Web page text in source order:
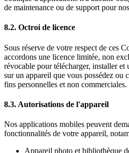
de maintenance ou de support pour
8.2. Octroi de licence
Sous réserve de votre respect de ces
accordons une licence limitée, non
révocable pour télécharger, installer
sur un appareil que vous possédez ou
fins personnelles et non commerciales.
8.3. Autorisations de l'appareil
Nos applications mobiles peuvent
fonctionnalités de votre appareil,
Appareil photo et bibliothèque